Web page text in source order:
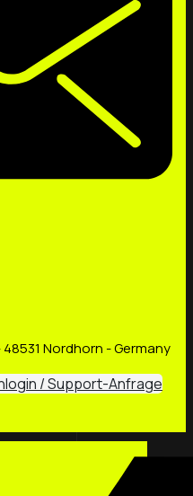
Nordhorn - Germany
/ Support-Anfrage